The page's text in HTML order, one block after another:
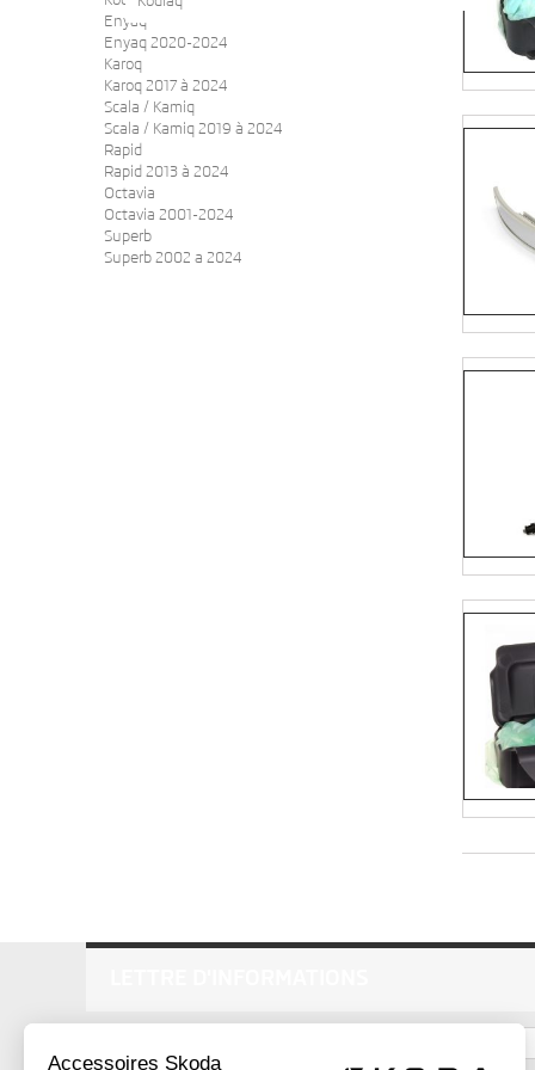
Enyaq
Enyaq 2020-2024
Karoq
Karoq 2017 à 2024
Scala / Kamiq
Scala / Kamiq 2019 à 2024
Rapid
Rapid 2013 à 2024
Octavia
Octavia 2001-2024
Superb
Superb 2002 a 2024